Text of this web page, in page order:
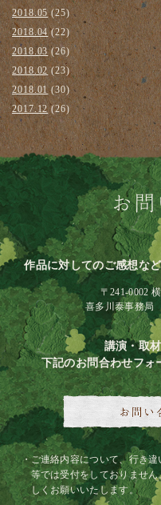
2018.05(25)
2018.04(22)
2018.03(26)
2018.02(23)
2018.01(30)
2017.12 (26)
作品に対してのご感想な
〒241-0002
喜多川泰事務局
講演・取
下記のお問合わせフォ
ご連絡内容について、行き
等では受付をしておりませ
しくお願いいたします。